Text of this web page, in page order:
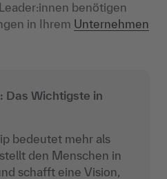
benötigen
in Ihrem Unternehmen
Das Wichtigste in
bedeutet mehr als
den Menschen in
schafft eine Vision,